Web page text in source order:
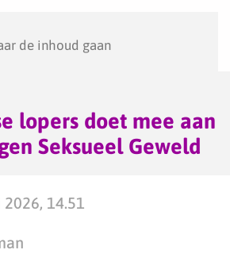
de inhoud gaan
lopers doet mee aan
Seksueel Geweld
14.51